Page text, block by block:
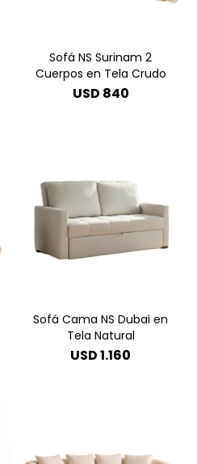
Sofá NS Surinam 2
Cuerpos en Tela Crudo
USD 840
Sofá Cama NS Dubai en
Tela Natural
USD1.160